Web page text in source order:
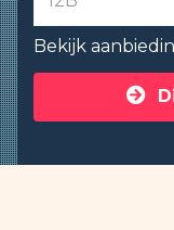
Bekijk